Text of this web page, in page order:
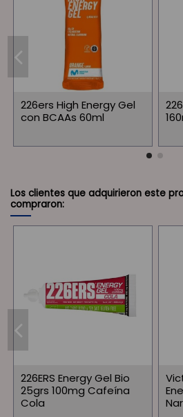
226ers High Energy Gel
con BCAAs 60ml
Los clientes que adquirieron este
compraron:
226ERS Energy Gel Bio
25grs 100mg Cafeína
Cola